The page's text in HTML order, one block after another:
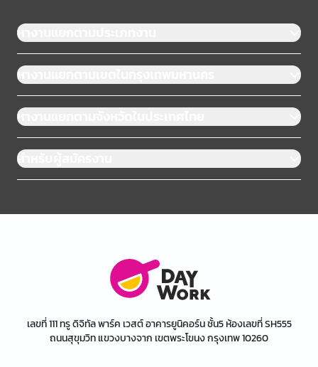
หางานแยกตามประเภทงาน
หางานแยกตามเขตในกรุงเทพมหานคร
หางานแยกตามจังหวัดในประเทศไทย
สำหรับผู้สมัครงาน
เลขที่ 111 ทรู ดิจิทัล พาร์ค เวสต์ อาคารยูนิคอร์น ชั้น5 ห้องเลขที่ SH555
ถนนสุขุมวิท แขวงบางจาก เขตพระโขนง กรุงเทพ 10260